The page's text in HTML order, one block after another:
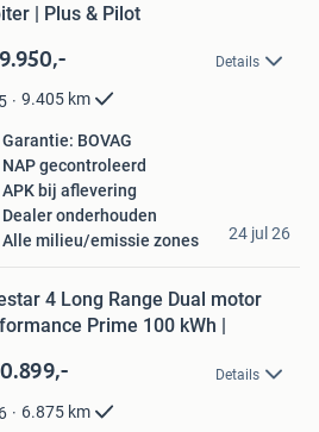
| Plus & Pilot
Details
9.405 km
Garantie: BOVAG
NAP gecontroleerd
APK bij aflevering
Dealer onderhouden
Alle milieu/emissie zones
24 jul 26
4 Long Range Dual motor
Prime 100 kWh |
Details
6.875 km